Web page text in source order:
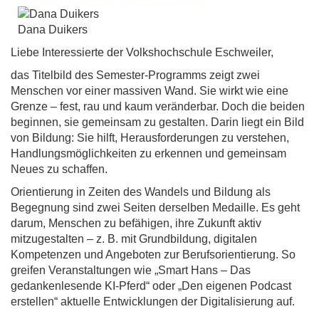
Dana Duikers
Liebe Interessierte der Volkshochschule Eschweiler,
das Titelbild des Semester-Programms zeigt zwei
Menschen vor einer massiven Wand. Sie wirkt wie eine
Grenze – fest, rau und kaum veränderbar. Doch die beiden
beginnen, sie gemeinsam zu gestalten. Darin liegt ein Bild
von Bildung: Sie hilft, Herausforderungen zu verstehen,
Handlungsmöglichkeiten zu erkennen und gemeinsam
Neues zu schaffen.
Orientierung in Zeiten des Wandels und Bildung als
Begegnung sind zwei Seiten derselben Medaille. Es geht
darum, Menschen zu befähigen, ihre Zukunft aktiv
mitzugestalten – z. B. mit Grundbildung, digitalen
Kompetenzen und Angeboten zur Berufsorientierung. So
greifen Veranstaltungen wie „Smart Hans – Das
gedankenlesende KI-Pferd“ oder „Den eigenen Podcast
erstellen“ aktuelle Entwicklungen der Digitalisierung auf.